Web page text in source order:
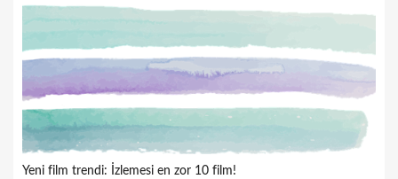
Yeni film trendi: İzlemesi en zor 10 film!